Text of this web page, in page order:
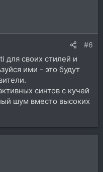
#6
для своих стилей и
ими - это будут
синтов с кучей
шум вместо высоких